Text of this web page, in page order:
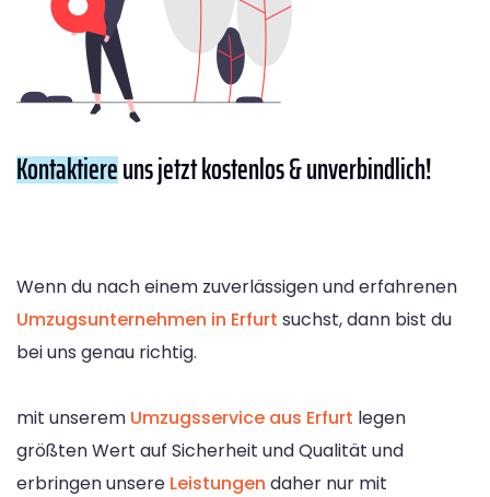
Kontaktiereuns jetzt kostenlos & unverbindlich!
Wenn du nach einem zuverlässigen und erfahrenen
Umzugsunternehmen in Erfurt suchst, dann bist du
bei uns genau richtig.
mit unserem Umzugsservice aus Erfurt legen
größten Wert auf Sicherheit und Qualität und
erbringen unsere Leistungen daher nur mit